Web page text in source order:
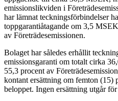
emissionslikviden i
har lämnat teckningsförbindelser
toppgarantiåtagande om 3,5
av Företrädesemissionen.
Bolaget har således erhållit
emissionsgaranti om totalt cirka
55,3 procent av
kontant ersättning om femton (15)
beloppet. Ingen ersättning utgår